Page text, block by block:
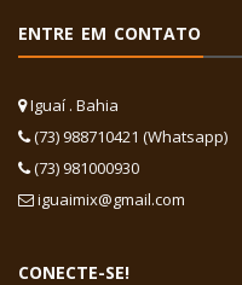
ENTRE EM CONTATO
Iguaí . Bahia
(73) 988710421 (Whatsapp)
(73) 981000930
iguaimix@gmail.com
CONECTE-SE!